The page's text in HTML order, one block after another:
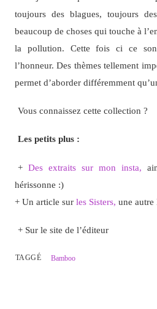
toujours des blagues, toujours
beaucoup de choses qui touche à
la pollution. Cette fois ci ce
l’honneur. Des thèmes tellement
permet d’aborder différemment
Vous connaissez cette collection ?
Les petits plus :
+ Des extraits sur mon insta,
hérissonne :)
+ Un article surles Sisters, une autre
+ Sur le site de l’éditeur
TAGGÉ Bamboo